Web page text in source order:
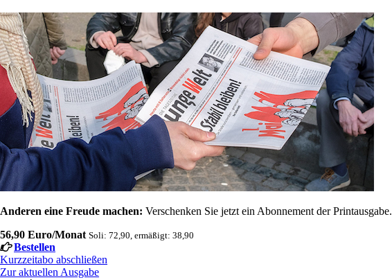
Anderen eine Freude machen: Verschenken Sie jetzt ein Abonnement der Printausgabe.
56,90 Euro/Monat Soli: 72,90, ermäßigt: 38,90
Bestellen
Kurzzeitabo abschließen
Zur aktuellen Ausgabe